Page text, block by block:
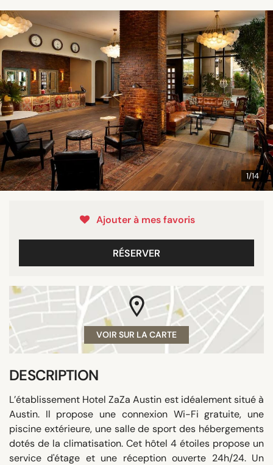
1/14
Ajouter à mes favoris
RÉSERVER
VOIR SUR LA CARTE
DESCRIPTION
L’établissement Hotel ZaZa Austin est idéalement situé à
Austin. Il propose une connexion Wi-Fi gratuite, une
piscine extérieure, une salle de sport des hébergements
dotés de la climatisation. Cet hôtel 4 étoiles propose un
service d'étage et une réception ouverte 24h/24. Un